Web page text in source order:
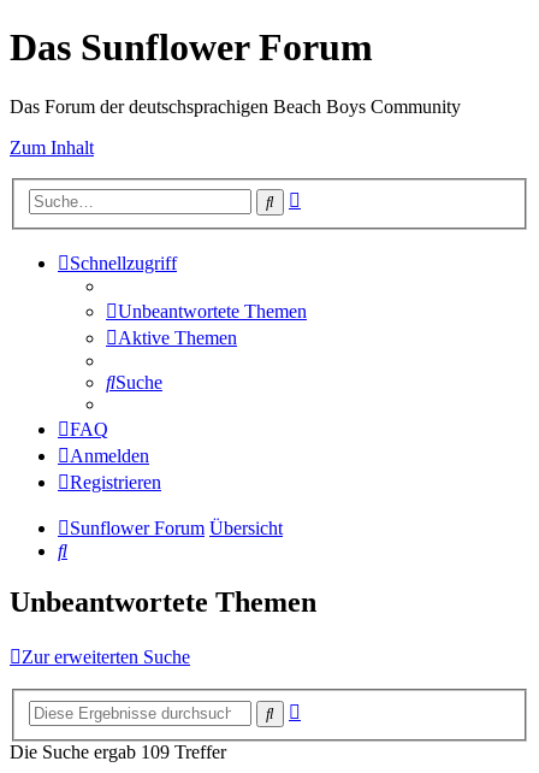
Das Sunflower Forum
Das Forum der deutschsprachigen Beach Boys Community
Zum Inhalt
Suche
Schnellzugriff
Unbeantwortete Themen
Aktive Themen
Suche
FAQ
Anmelden
Registrieren
Sunflower Forum Übersicht
Suche
Unbeantwortete Themen
Zur erweiterten Suche
Suche
Die Suche ergab 109 Treffer